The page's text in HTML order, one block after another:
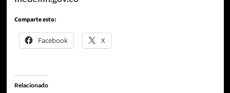
Comparte esto:
Facebook X
Relacionado